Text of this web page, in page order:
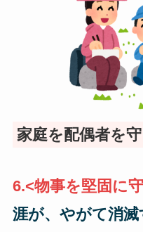
家庭を配偶者を
6.<物事を堅固に
涯が、やがて消